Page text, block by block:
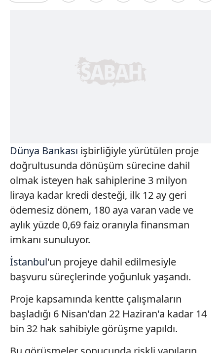
Dünya Bankası işbirliğiyle yürütülen proje
doğrultusunda dönüşüm sürecine dahil
olmak isteyen hak sahiplerine 3 milyon
liraya kadar kredi desteği, ilk 12 ay geri
ödemesiz dönem, 180 aya varan vade ve
aylık yüzde 0,69 faiz oranıyla finansman
imkanı sunuluyor.
İstanbul'un projeye dahil edilmesiyle
başvuru süreçlerinde yoğunluk yaşandı.
Proje kapsamında kentte çalışmaların
başladığı 6 Nisan'dan 22 Haziran'a kadar 14
bin 32 hak sahibiyle görüşme yapıldı.